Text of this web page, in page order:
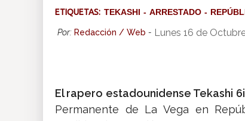
ETIQUETAS: TEKASHI ARRESTADO
Por: Redacción / Web - Lunes 16 de
El rapero estadounidense Tekashi
Permanente de La Vega en